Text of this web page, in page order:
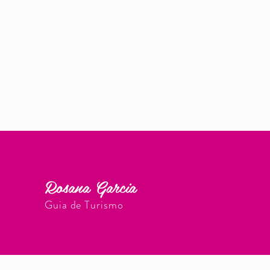
Rosana Garcia
Guia de Turismo